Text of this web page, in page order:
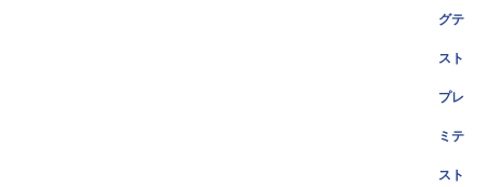
グテ
スト
プレ
ミテ
スト